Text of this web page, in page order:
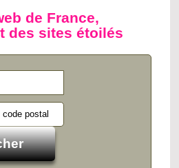
de France,
des sites étoilés